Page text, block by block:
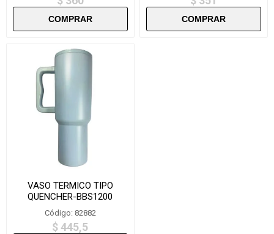
VASO TERMICO TIPO
QUENCHER-BBS1200
Código: 82882
$ 445,5